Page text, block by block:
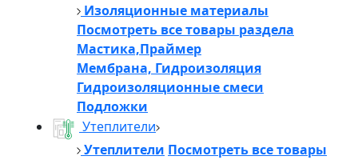
Изоляционные материалы
Посмотреть все товары раздела
Мастика,Праймер
Мембрана, Гидроизоляция
Гидроизоляционные смеси
Подложки
Утеплители
Утеплители Посмотреть все товары